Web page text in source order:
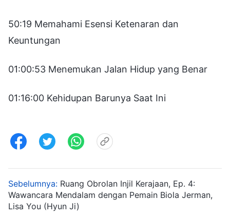
50:19 Memahami Esensi Ketenaran dan
Keuntungan
01:00:53 Menemukan Jalan Hidup yang Benar
01:16:00 Kehidupan Barunya Saat Ini
Sebelumnya: Ruang Obrolan Injil Kerajaan, Ep. 4:
Wawancara Mendalam dengan Pemain Biola Jerman,
Lisa You (Hyun Ji)